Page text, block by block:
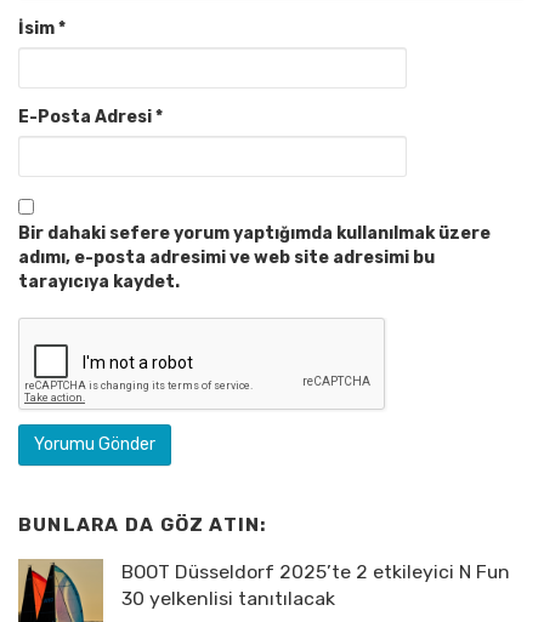
İsim*
E-Posta Adresi*
Bir dahaki sefere yorum yaptığımda kullanılmak üzere
adımı, e-posta adresimi ve web site adresimi bu
tarayıcıya kaydet.
BUNLARA DA GÖZ ATIN:
BOOT Düsseldorf 2025’te 2 etkileyici N Fun
30 yelkenlisi tanıtılacak